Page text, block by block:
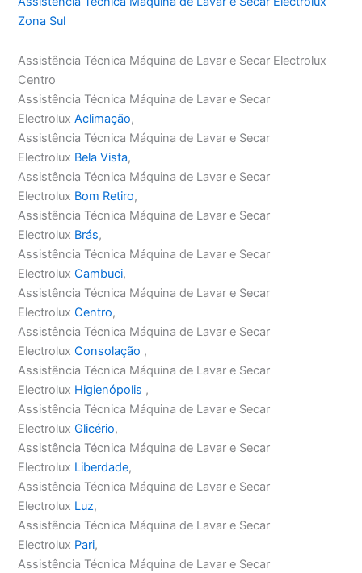
Zona Sul
Assistência Técnica Máquina de Lavar e Secar Electrolux
Centro
Assistência Técnica Máquina de Lavar e Secar
ElectroluxAclimação,
Assistência Técnica Máquina de Lavar e Secar
Electrolux Bela Vista,
Assistência Técnica Máquina de Lavar e Secar
Electrolux Bom Retiro,
Assistência Técnica Máquina de Lavar e Secar
Electrolux Brás,
Assistência Técnica Máquina de Lavar e Secar
ElectroluxCambuci,
Assistência Técnica Máquina de Lavar e Secar
ElectroluxCentro,
Assistência Técnica Máquina de Lavar e Secar
ElectroluxConsolação ,
Assistência Técnica Máquina de Lavar e Secar
Electrolux Higienópolis ,
Assistência Técnica Máquina de Lavar e Secar
ElectroluxGlicério,
Assistência Técnica Máquina de Lavar e Secar
Electrolux Liberdade,
Assistência Técnica Máquina de Lavar e Secar
Electrolux Luz,
Assistência Técnica Máquina de Lavar e Secar
Electrolux Pari,
Assistência Técnica Máquina de Lavar e Secar